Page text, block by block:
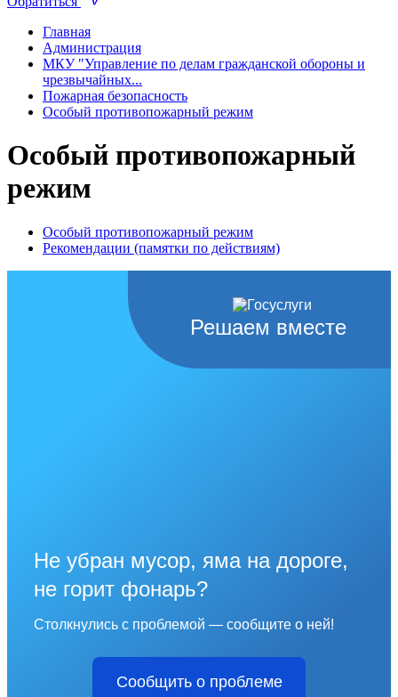
Главная
Администрация
МКУ "Управление по делам гражданской обороны и
чрезвычайных...
Пожарная безопасность
Особый противопожарный режим
Особый противопожарный
режим
Особый противопожарный режим
Рекомендации (памятки по действиям)
Решаем вместе
Не убран мусор, яма на дороге,
не горит фонарь?
Столкнулись с проблемой — сообщите о ней!
Сообщить о проблеме